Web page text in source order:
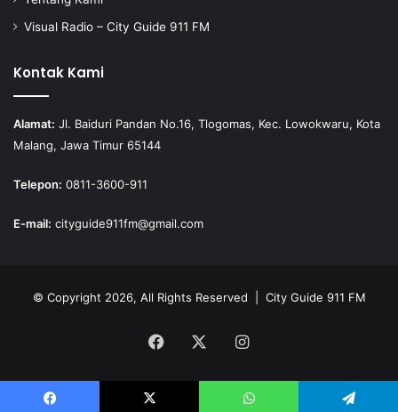
Visual Radio – City Guide 911 FM
Kontak Kami
Alamat: Jl. Baiduri Pandan No.16, Tlogomas, Kec. Lowokwaru, Kota
Malang, Jawa Timur 65144
Telepon: 0811-3600-911
E-mail: cityguide911fm@gmail.com
© Copyright 2026, All Rights Reserved | City Guide 911 FM
Facebook Instagram